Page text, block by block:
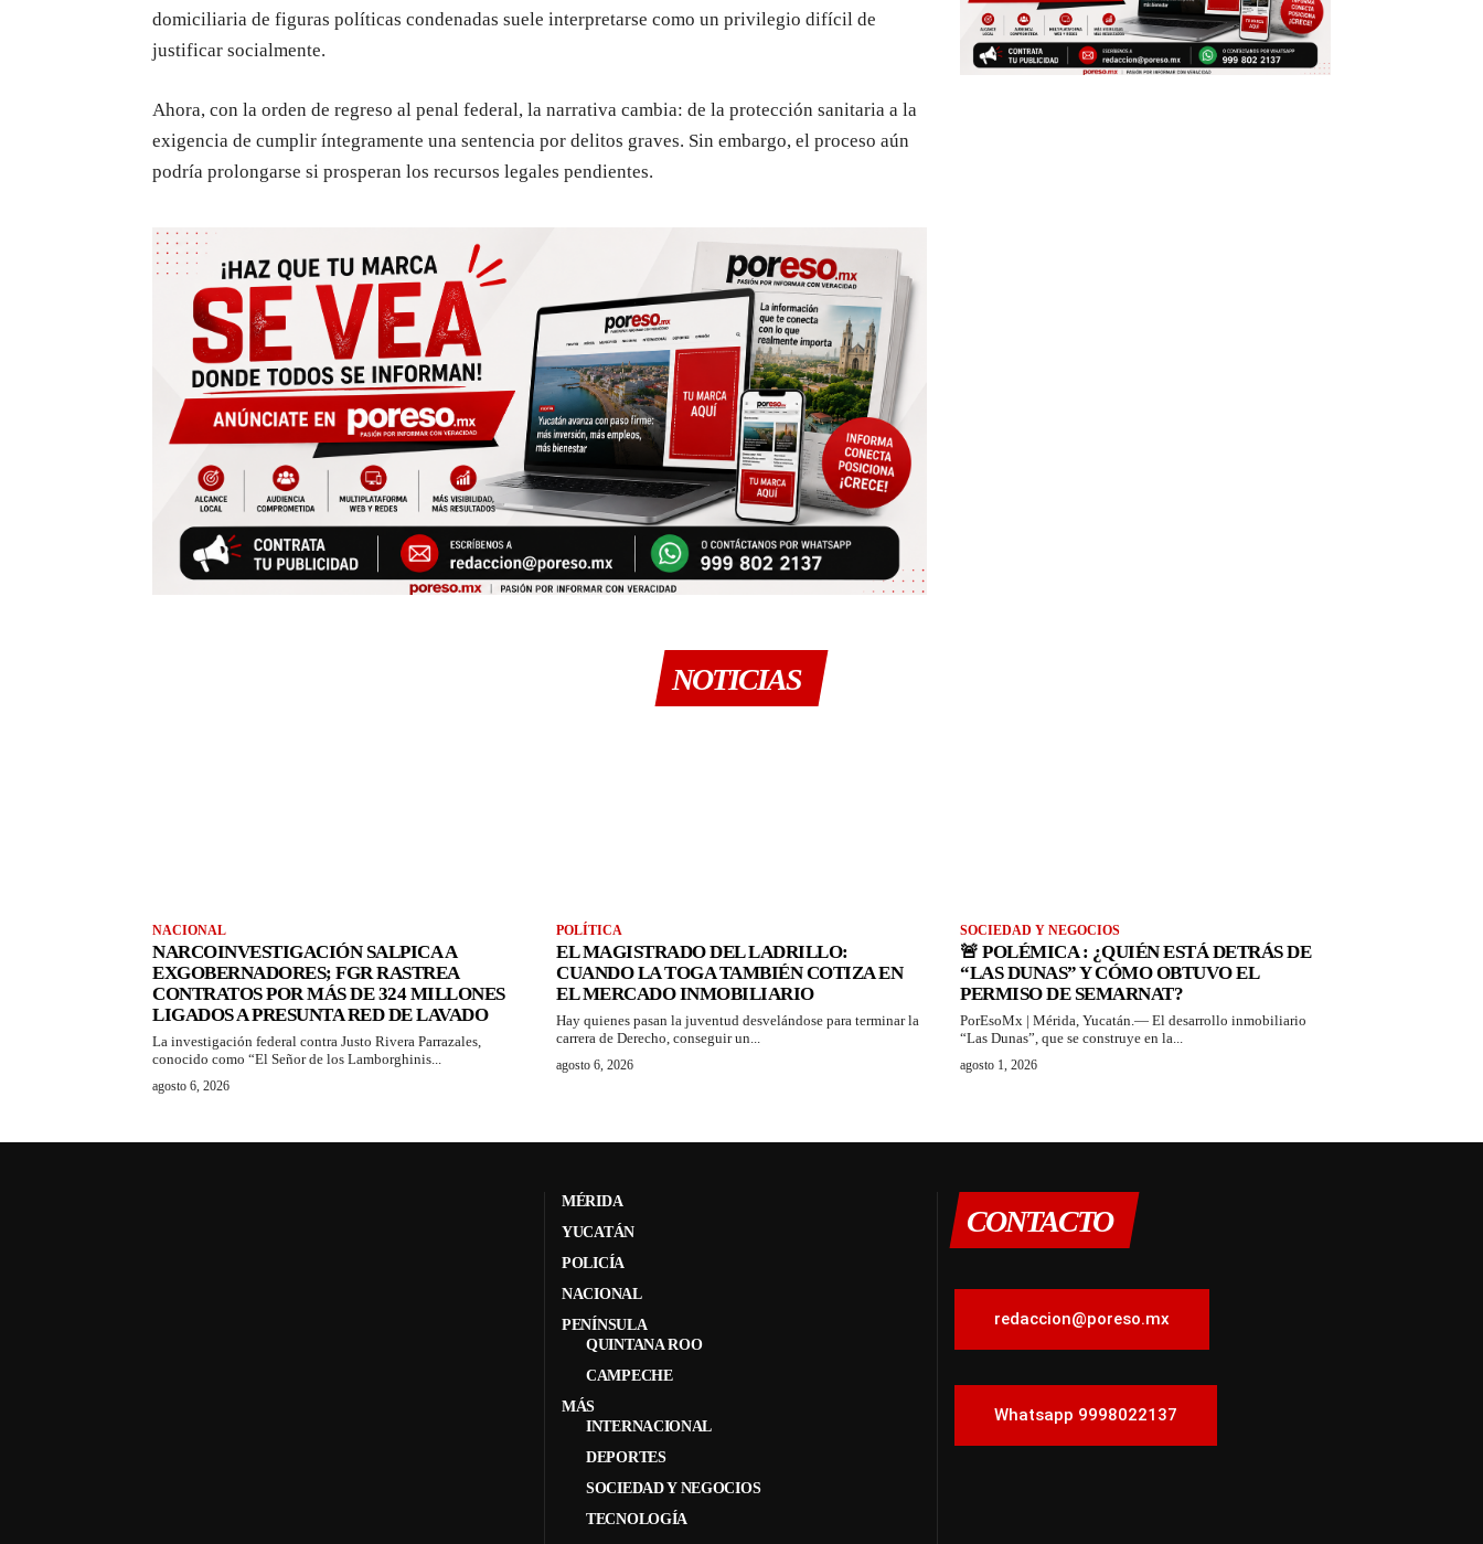
domiciliaria de figuras políticas condenadas suele interpretarse como un privilegio difícil de
justificar socialmente.
Ahora, con la orden de regreso al penal federal, la narrativa cambia: de la protección sanitaria a la
exigencia de cumplir íntegramente una sentencia por delitos graves. Sin embargo, el proceso aún
podría prolongarse si prosperan los recursos legales pendientes.
NOTICIAS
NACIONAL
NARCOINVESTIGACIÓN SALPICA A
EXGOBERNADORES; FGR RASTREA
CONTRATOS POR MÁS DE 324 MILLONES
LIGADOS A PRESUNTA RED DE LAVADO
La investigación federal contra Justo Rivera Parrazales,
conocido como “El Señor de los Lamborghinis...
agosto 6, 2026
POLÍTICA
EL MAGISTRADO DEL LADRILLO:
CUANDO LA TOGA TAMBIÉN COTIZA EN
EL MERCADO INMOBILIARIO
Hay quienes pasan la juventud desvelándose para terminar la
carrera de Derecho, conseguir un...
agosto 6, 2026
SOCIEDAD Y NEGOCIOS
🚨 POLÉMICA : ¿QUIÉN ESTÁ DETRÁS DE
“LAS DUNAS” Y CÓMO OBTUVO EL
PERMISO DE SEMARNAT?
PorEsoMx | Mérida, Yucatán.— El desarrollo inmobiliario
“Las Dunas”, que se construye en la...
agosto 1, 2026
MÉRIDA
YUCATÁN
POLICÍA
NACIONAL
PENÍNSULA
QUINTANA ROO
CAMPECHE
MÁS
INTERNACIONAL
DEPORTES
SOCIEDAD Y NEGOCIOS
TECNOLOGÍA
CONTACTO
redaccion@poreso.mx
Whatsapp 9998022137